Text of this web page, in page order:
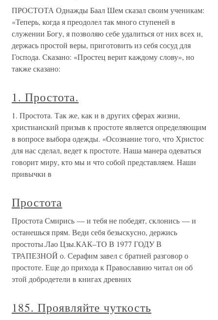
ПРОСТОТА Однажды Баал Шем сказал своим ученикам:
«Теперь, когда я преодолел так много ступеней в
служении Богу, я позволяю себе удалиться от них всех и,
держась простой веры, приготовить из себя сосуд для
Господа. Сказано: «Простец верит каждому слову», но
также сказано:
1. Простота.
1. Простота. Так же, как и в других сферах жизни,
христианский призыв к простоте является определяющим
в вопросе выбора одежды. «Осознание того, что Христос
для нас сделал, ведет к простоте. Наша манера одеваться
говорит миру, кто мы и что собой представляем. Наши
привычки в
Простота
Простота Смирись — и тебя не победят, склонись — и
останешься прям. Веди себя безыскусно, держись
простоты.Лао Цзы.КАК–ТО В 1977 ГОДУ В
ТРАПЕЗНОЙ о. Серафим завел с братией разговор о
простоте. Еще до прихода к Православию читал он об
этой добродетели в книгах древних
185. Проявляйте чуткость